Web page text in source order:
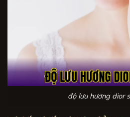
độ lưu hương dior